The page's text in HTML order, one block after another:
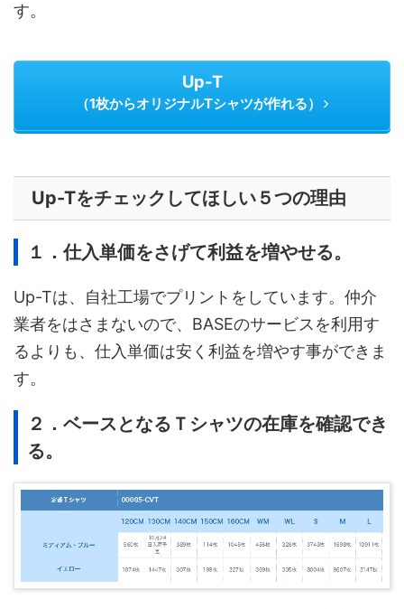
す。
Up-T
（1枚からオリジナルTシャツが作れる）
Up-Tをチェックしてほしい５つの理由
１．仕入単価をさげて利益を増やせる。
Up-Tは、自社工場でプリントをしています。仲介
業者をはさまないので、BASEのサービスを利用す
るよりも、仕入単価は安く利益を増やす事ができま
す。
２．ベースとなるＴシャツの在庫を確認でき
る。